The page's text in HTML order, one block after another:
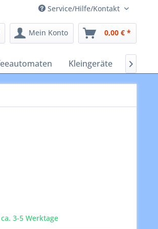
Service/Hilfe/Kontakt
Mein Konto 0,00 € *
Kleingeräte 
3-5 Werktage